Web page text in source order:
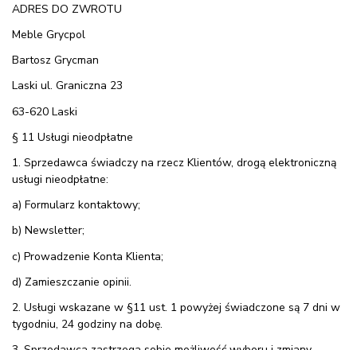
ADRES DO ZWROTU
Meble Grycpol
Bartosz Grycman
Laski ul. Graniczna 23
63-620 Laski
§ 11 Usługi nieodpłatne
1. Sprzedawca świadczy na rzecz Klientów, drogą elektroniczną
usługi nieodpłatne:
a) Formularz kontaktowy;
b) Newsletter;
c) Prowadzenie Konta Klienta;
d) Zamieszczanie opinii.
2. Usługi wskazane w §11 ust. 1 powyżej świadczone są 7 dni w
tygodniu, 24 godziny na dobę.